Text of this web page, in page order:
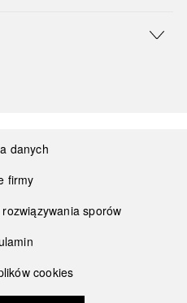
danych
firmy
sporów
cookies